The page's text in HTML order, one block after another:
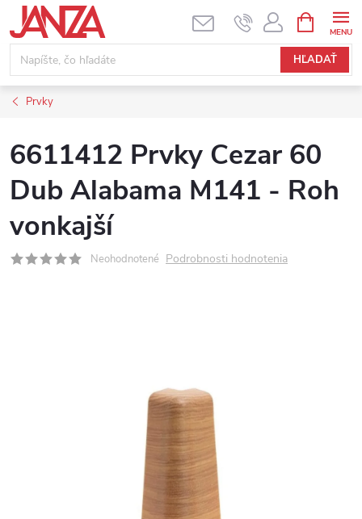
Prejsť na obsah
HĽADAŤ
Prvky
6611412 Prvky Cezar 60
Dub Alabama M141 - Roh
vonkajší
Neohodnotené Podrobnosti hodnotenia